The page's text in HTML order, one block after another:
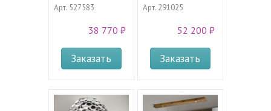
Арт.527583
38 770 ₽
Заказать
Арт.291025
52 200 ₽
Заказать